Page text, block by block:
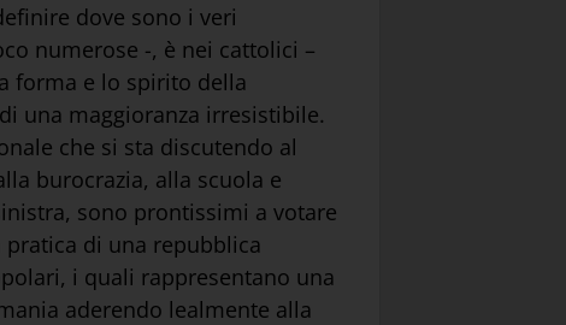
dove sono i veri
numerose -, è nei cattolici –
forma e lo spirito della
una maggioranza irresistibile.
che si sta discutendo al
burocrazia, alla scuola e
sono prontissimi a votare
di una repubblica
i quali rappresentano una
aderendo lealmente alla